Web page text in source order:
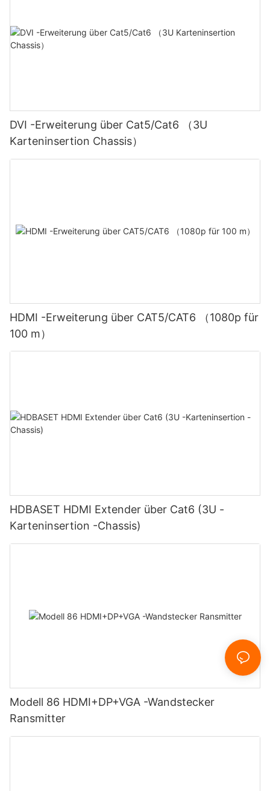
DVI -Erweiterung über Cat5/Cat6 （3U
Karteninsertion Chassis）
HDMI -Erweiterung über CAT5/CAT6 （1080p für
100 m）
HDBASET HDMI Extender über Cat6 (3U -
Karteninsertion -Chassis)
Modell 86 HDMI+DP+VGA -Wandstecker
Ransmitter